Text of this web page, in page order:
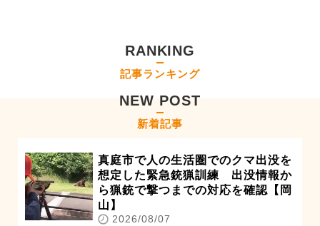
RANKING
記事ランキング
NEW POST
新着記事
真庭市で人の生活圏でのクマ出没を
想定した緊急銃猟訓練 出没情報か
ら猟銃で撃つまでの対応を確認【岡
山】
2026/08/07